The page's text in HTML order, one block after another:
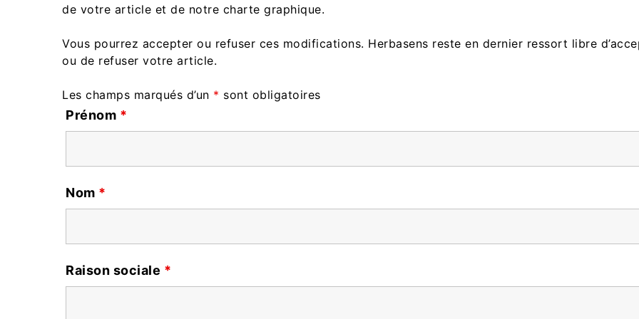
de votre article et de notre charte graphique.
Vous pourrez accepter ou refuser ces modifications. Herbasens reste en dernier ressort libre
ou de refuser votre article.
Les champs marqués d’un * sont obligatoires
Prénom *
Nom *
Raison sociale *